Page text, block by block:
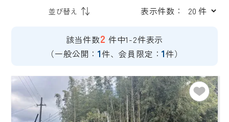
表示件数：
該当件数2 件中1-2件表示
（一般公開： 1件、会員限定：1件）